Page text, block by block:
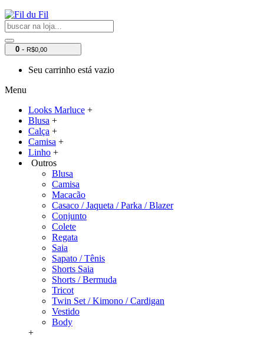
0 - R$0,00
Seu carrinho está vazio
Menu
Looks Marluce +
Blusa +
Calça +
Camisa +
Linho +
Outros
Blusa
Camisa
Macacão
Casaco / Jaqueta / Parka / Blazer
Conjunto
Colete
Regata
Saia
Sapato / Tênis
Shorts Saia
Shorts / Bermuda
Tricot
Twin Set / Kimono / Cardigan
Vestido
Body
+